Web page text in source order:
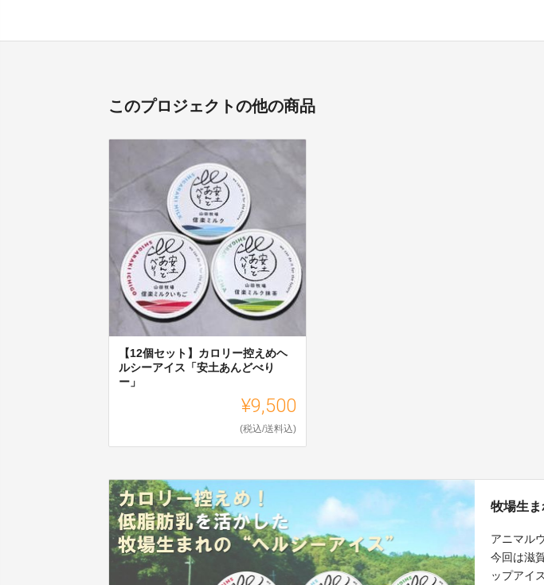
このプロジェクトの他の商品
【12個セット】カロリー控えめヘ
ルシーアイス「安土あんどべり
ー」
¥9,500
(税込/送料込)
牧場生ま
アニマル
今回は滋
ップアイ